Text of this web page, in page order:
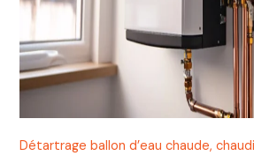
Détartrage ballon d’eau chaude,